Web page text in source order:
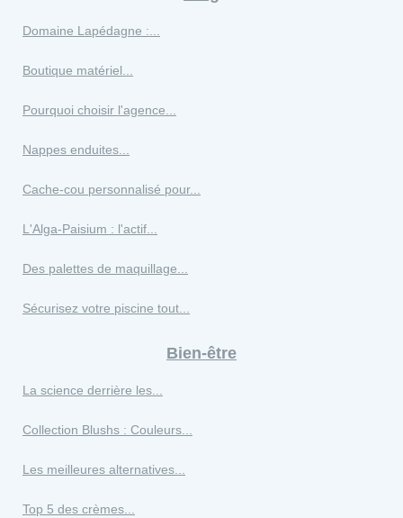
Domaine Lapédagne :...
Boutique matériel...
Pourquoi choisir l'agence...
Nappes enduites...
Cache-cou personnalisé pour...
L'Alga-Paisium : l'actif...
Des palettes de maquillage...
Sécurisez votre piscine tout...
Bien-être
La science derrière les...
Collection Blushs : Couleurs...
Les meilleures alternatives...
Top 5 des crèmes...